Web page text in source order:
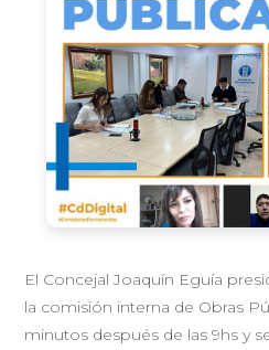
El Concejal Joaquín Eguía
la comisión interna de Obras
minutos después de las 9hs y